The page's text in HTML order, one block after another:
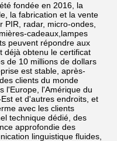
fondée en 2016, la
la fabrication et la vente
PIR, radar, micro-ondes,
cadeaux,lampes
peuvent répondre aux
déjà obtenu le certificat
de 10 millions de dollars
est stable, après-
clients du monde
l'Europe, l'Amérique du
et d'autres endroits, et
avec les clients
technique dédié, des
approfondie des
linguistique fluides,